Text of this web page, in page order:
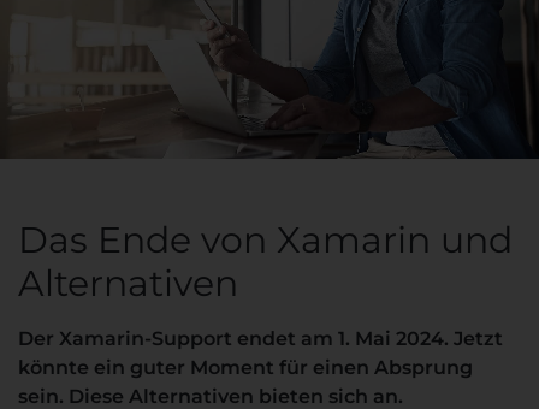
Das Ende von Xamarin und
Alternativen
Der Xamarin-Support endet am 1. Mai 2024. Jetzt
könnte ein guter Moment für einen Absprung
sein. Diese Alternativen bieten sich an.